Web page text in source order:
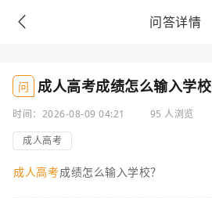
问答详情
问 成人高考成绩怎么输入学校
时间：2026-08-09 04:21 95 人浏览
成人高考
成人高考成绩怎么输入学校？